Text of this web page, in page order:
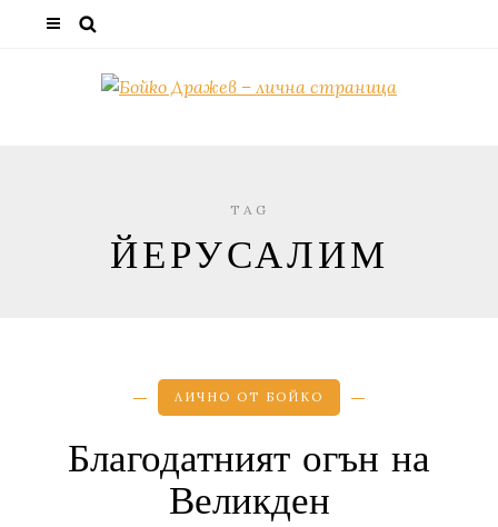
TAG
ЙЕРУСАЛИМ
ЛИЧНО ОТ БОЙКО
Благодатният огън на
Великден